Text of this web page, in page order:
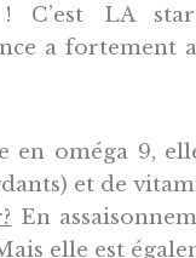
LA
a fortement
en oméga 9,
et de
En
elle est